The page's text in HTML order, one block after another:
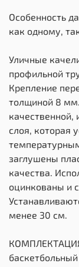
Особенность
как одному,
Уличные
профильной
Крепление
толщиной 8
качественной,
слоя, которая
заглушены
качества.
оцинкованы и
менее 30 см.